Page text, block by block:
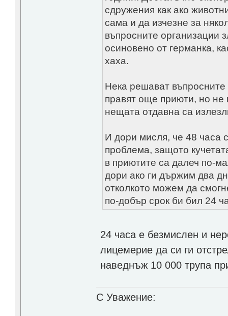
сдружения как ако
сама и да изчезне за
въпросните организации
осиновено от германка,
хаха.
Нека решават въпросните
правят още приюти, но
нещата отдавна са
И дори мисля, че 48 часа
проблема, защото
в приютите са далеч по-
дори ако ги държим два
отколкото можем да
по-добър срок би бил 24
24 часа е безмислен и
лицемерие да си ги
наведнъж 10 000 трупа
С Уважение: